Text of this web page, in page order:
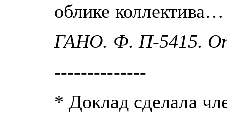
облике коллектива…
ГАНО. Ф. П-5415.
--------------
* Доклад сделала